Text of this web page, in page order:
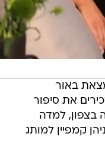
באור
את סיפור
בצפון, למדה
קמפיין למותג